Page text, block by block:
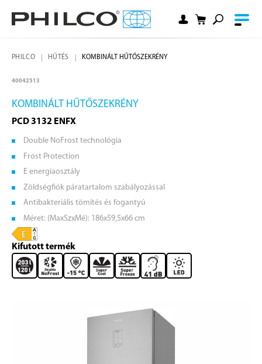
PHILCO HŰTÉS KOMBINÁLT HŰTŐSZEKRÉNY
40042513
KOMBINÁLT HŰTŐSZEKRÉNY
PCD 3132 ENFX
Double NoFrost technológia
Frost Protection
E energiaosztály
Zöldségfiók páratartalom szabályozással
Antibakteriális tömítés és fogantyú
Méret: (MaxSzxMé): 186x59,5x66 cm
Kifutott termék